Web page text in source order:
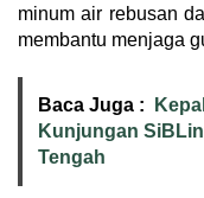
minum air rebusan
membantu menjaga
Baca Juga :
Kunjungan
Tengah